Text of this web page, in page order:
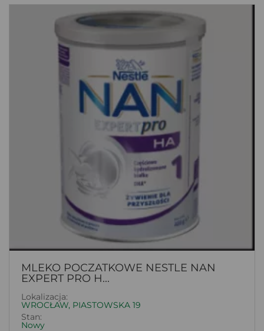
MLEKO POCZATKOWE NESTLE NAN
EXPERT PRO H...
Lokalizacja:
WROCŁAW, PIASTOWSKA 19
Stan:
Nowy